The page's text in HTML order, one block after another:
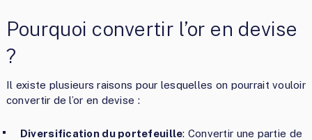
Pourquoi convertir l’or en devise
?
Il existe plusieurs raisons pour lesquelles on pourrait vouloir
convertir de l’or en devise :
Diversification du portefeuille: Convertir une partie de